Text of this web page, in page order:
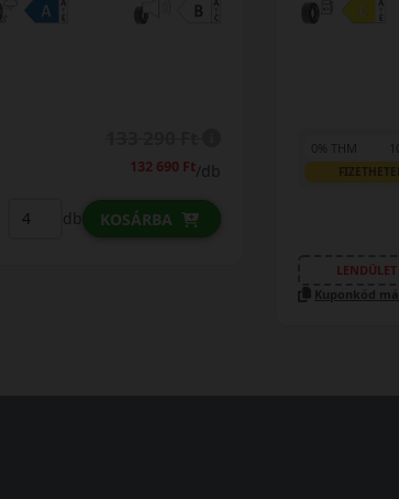
61 590 Ft/db